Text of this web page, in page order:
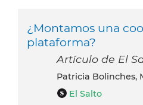
¿Montamos una
plataforma?
Artículo de El
Patricia Bolinches,
El Salto